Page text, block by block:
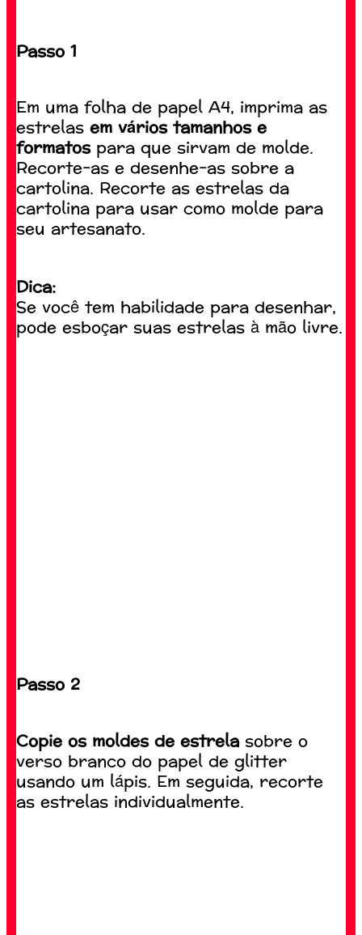
Passo 1
Em uma folha de papel A4, imprima as
estrelasem vários tamanhos e
formatospara que sirvam de molde.
Recorte-as e desenhe-as sobre a
cartolina. Recorte as estrelas da
cartolina para usar como molde para
seu artesanato.
Dica:
Se você tem habilidade para desenhar,
pode esboçar suas estrelas à mão livre.
Passo 2
Copie os moldes de estrelasobre o
verso branco do papel de glitter
usando um lápis. Em seguida, recorte
as estrelas individualmente.